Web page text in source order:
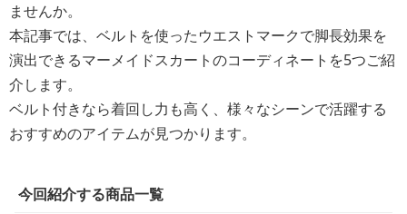
ませんか。
本記事では、ベルトを使ったウエストマークで脚長効果を
演出できるマーメイドスカートのコーディネートを5つご紹
介します。
ベルト付きなら着回し力も高く、様々なシーンで活躍する
おすすめのアイテムが見つかります。
今回紹介する商品一覧